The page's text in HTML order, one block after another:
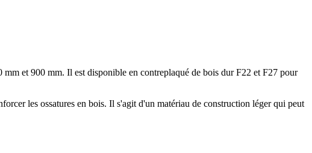
et 900 mm. Il est disponible en contreplaqué de bois dur F22 et F27 pour
les ossatures en bois. Il s'agit d'un matériau de construction léger qui peut